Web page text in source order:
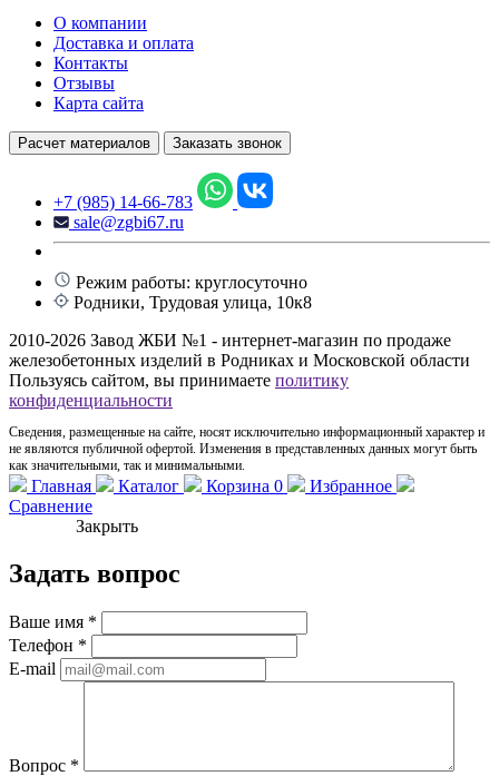
О компании
Доставка и оплата
Контакты
Отзывы
Карта сайта
Расчет материалов Заказать звонок
+7 (985) 14-66-783
sale@zgbi67.ru
Режим работы: круглосуточно
Родники, Трудовая улица, 10к8
2010-2026 Завод ЖБИ №1 - интернет-магазин по продаже
железобетонных изделий в Родниках и Московской области
Пользуясь сайтом, вы принимаете политику
конфиденциальности
Сведения, размещенные на сайте, носят исключительно информационный характер и
не являются публичной офертой. Изменения в представленных данных могут быть
как значительными, так и минимальными.
Главная Каталог Корзина 0
Избранное
Сравнение
Закрыть
Задать вопрос
Ваше имя *
Телефон *
E-mail
Вопрос *